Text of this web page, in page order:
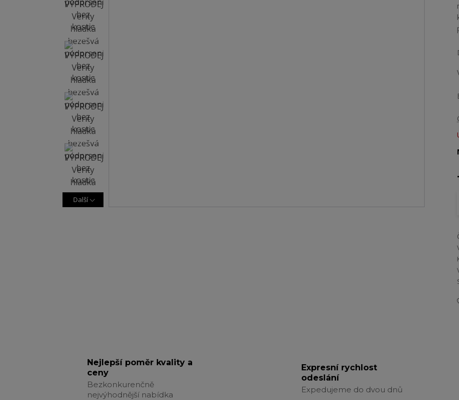
Další
Nejlepší poměr kvality a
ceny
Bezkonkurenčně
nejvýhodnější nabídka
Expresní rychlost
odeslání
Expedujeme do dvou dnů